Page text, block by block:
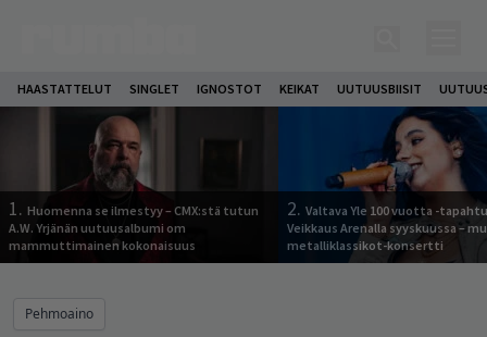
HAASTATTELUT SINGLET IGNOSTOT KEIKAT UUTUUSBIISIT
1. Huomenna se ilmestyy – CMX:stä tutun
A.W. Yrjänän uutuusalbumi om
mammuttimainen kokonaisuus
2. Valtava Yle 100 vuotta -
Veikkaus Arenalla syyskuussa –
metalliklassikot-konsertti
Pehmoaino